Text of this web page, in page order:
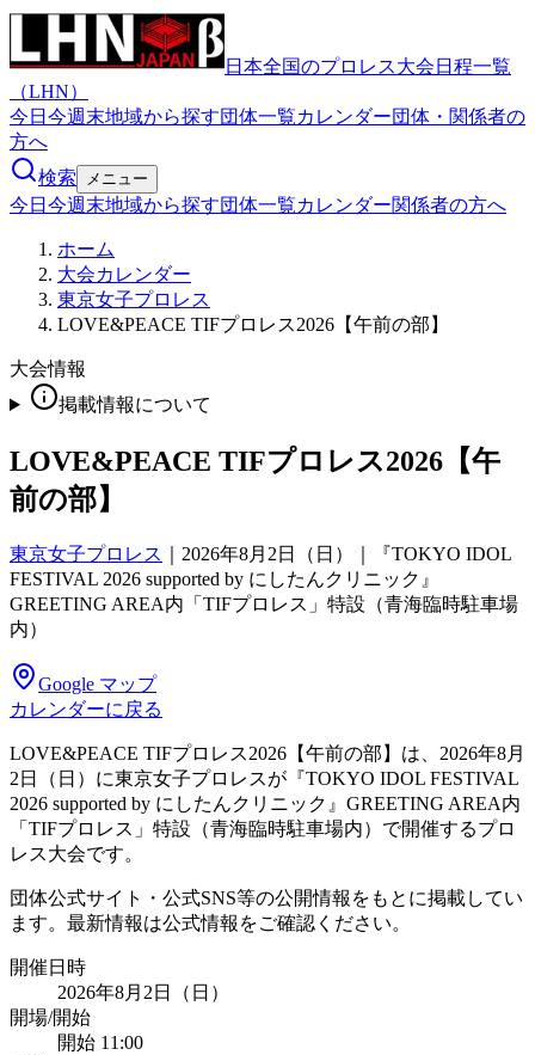
日本全国のプロレス大会日程一覧
（LHN）
今日 今週末地域から探す団体一覧カレンダー団体・関係者の
方へ
検索
メニュー
今日 今週末地域から探す団体一覧カレンダー関係者の方へ
ホーム
大会カレンダー
東京女子プロレス
LOVE&PEACE TIFプロレス2026【午前の部】
大会情報
掲載情報について
LOVE&PEACE TIFプロレス2026【午
前の部】
東京女子プロレス
2026年8月2日（日）｜『TOKYO IDOL
FESTIVAL 2026 supported by にしたんクリニック』
GREETING AREA内「TIFプロレス」特設（青海臨時駐車場
内）
Google マップ
カレンダーに戻る
LOVE&PEACE TIFプロレス2026【午前の部】は、2026年8月
2日（日）に東京女子プロレスが『TOKYO IDOL FESTIVAL
2026 supported by にしたんクリニック』GREETING AREA内
「TIFプロレス」特設（青海臨時駐車場内）で開催するプロ
レス大会です。
団体公式サイト・公式SNS等の公開情報をもとに掲載してい
ます。最新情報は公式情報をご確認ください。
開催日時
2026年8月2日（日）
開場/開始
開始 11:00